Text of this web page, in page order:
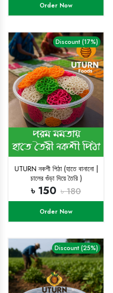
Order Now
Discount (17%)
UTURN নকশী পিঠা (হাতে বানানো |
চালের গুঁড়া দিয়ে তৈরি )
৳ 150 ৳ 180
Order Now
Discount (25%)